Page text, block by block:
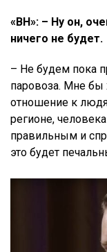
«ВН»: – Ну он,
ничего не будет.
– Не будем пока
паровоза. Мне бы
отношение к
регионе,
правильным и
это будет